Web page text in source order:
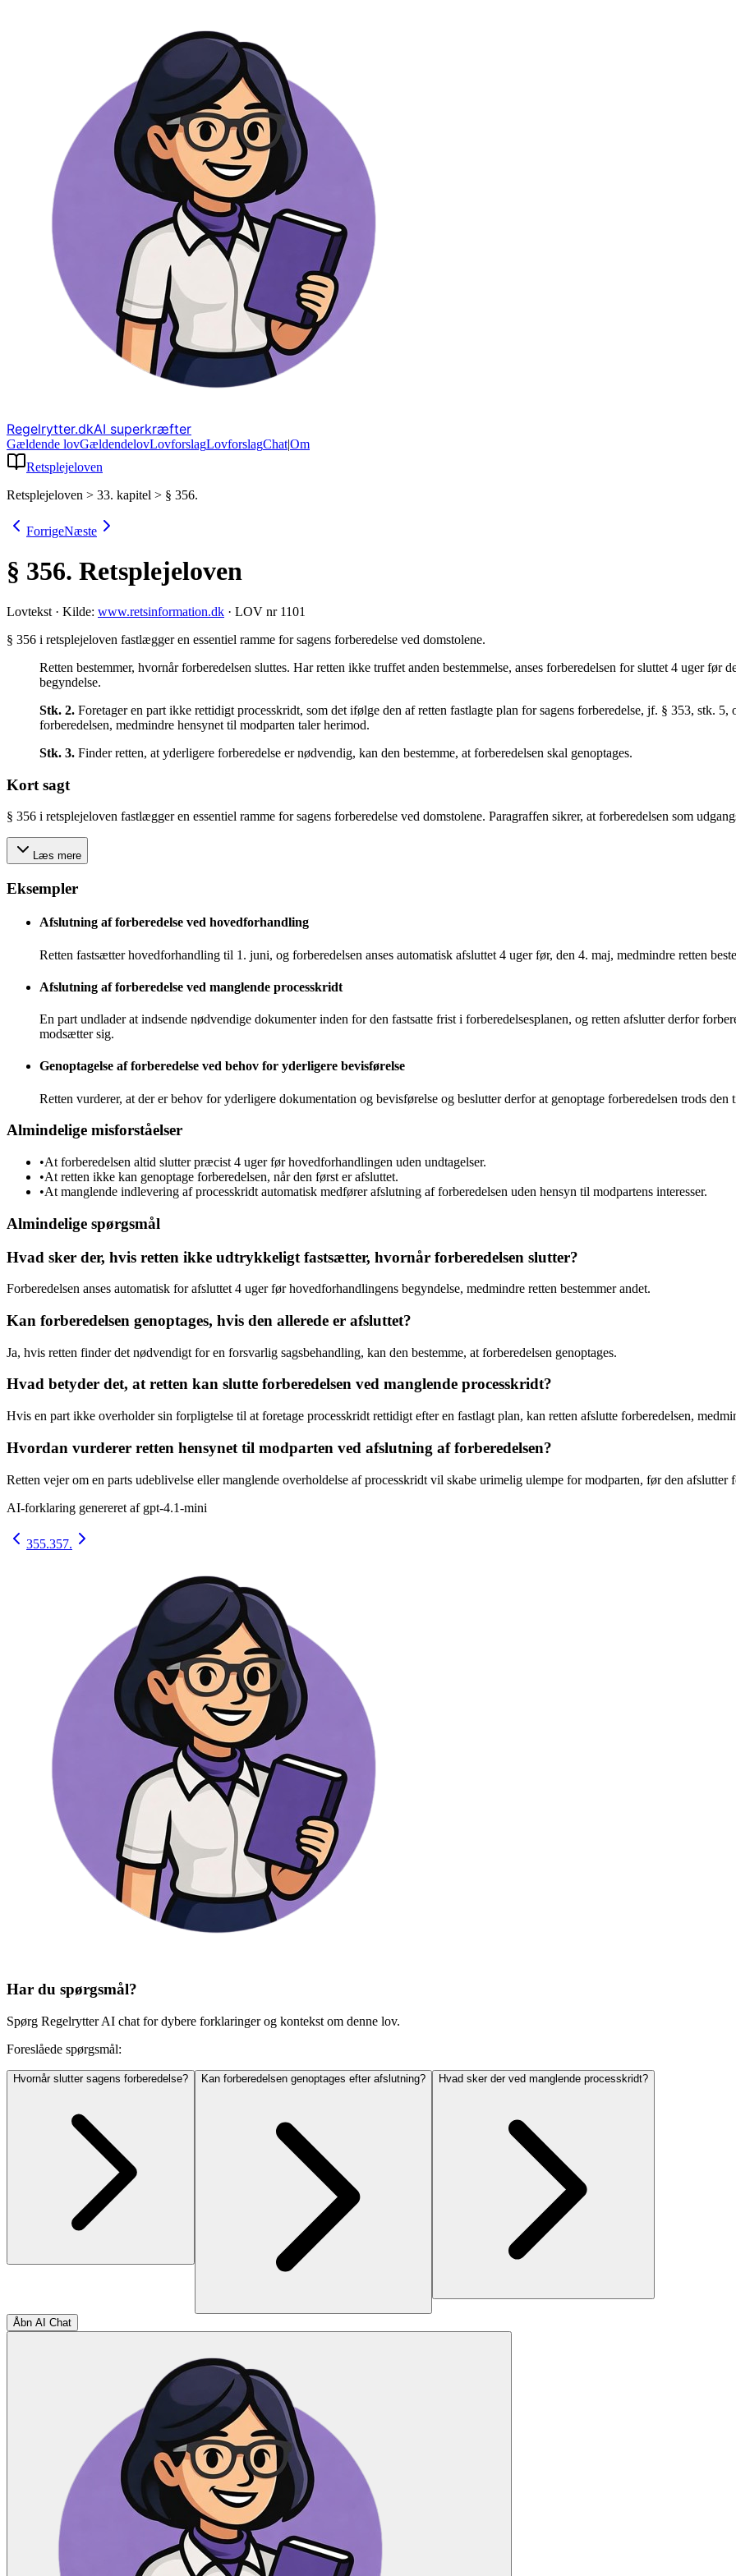
Regelrytter.dkAI superkræfter
Gældende lovGældendelovLovforslagLovforslagChat|Om
Retsplejeloven
Retsplejeloven > 33. kapitel > § 356.
ForrigeNæste
§ 356. Retsplejeloven
Lovtekst · Kilde: www.retsinformation.dk · LOV nr 1101
§ 356 i retsplejeloven fastlægger en essentiel ramme for sagens forberedelse ved domstolene.
Retten bestemmer, hvornår forberedelsen sluttes. Har retten ikke truffet anden bestemmelse, anses forberedelsen for sluttet 4 uger før
begyndelse.
Stk. 2. Foretager en part ikke rettidigt processkridt, som det ifølge den af retten fastlagte plan for sagens forberedelse, jf. § 353, stk.
forberedelsen, medmindre hensynet til modparten taler herimod.
Stk. 3. Finder retten, at yderligere forberedelse er nødvendig, kan den bestemme, at forberedelsen skal genoptages.
Kort sagt
§ 356 i retsplejeloven fastlægger en essentiel ramme for sagens forberedelse ved domstolene. Paragraffen sikrer, at forberedelsen som
Læs mere
Eksempler
Afslutning af forberedelse ved hovedforhandling
Retten fastsætter hovedforhandling til 1. juni, og forberedelsen anses automatisk afsluttet 4 uger før, den 4. maj, medmindre retten
Afslutning af forberedelse ved manglende processkridt
En part undlader at indsende nødvendige dokumenter inden for den fastsatte frist i forberedelsesplanen, og retten afslutter derfor
modsætter sig.
Genoptagelse af forberedelse ved behov for yderligere bevisførelse
Retten vurderer, at der er behov for yderligere dokumentation og bevisførelse og beslutter derfor at genoptage forberedelsen trods den
Almindelige misforståelser
•At forberedelsen altid slutter præcist 4 uger før hovedforhandlingen uden undtagelser.
•At retten ikke kan genoptage forberedelsen, når den først er afsluttet.
•At manglende indlevering af processkridt automatisk medfører afslutning af forberedelsen uden hensyn til modpartens interesser.
Almindelige spørgsmål
Hvad sker der, hvis retten ikke udtrykkeligt fastsætter, hvornår forberedelsen slutter?
Forberedelsen anses automatisk for afsluttet 4 uger før hovedforhandlingens begyndelse, medmindre retten bestemmer andet.
Kan forberedelsen genoptages, hvis den allerede er afsluttet?
Ja, hvis retten finder det nødvendigt for en forsvarlig sagsbehandling, kan den bestemme, at forberedelsen genoptages.
Hvad betyder det, at retten kan slutte forberedelsen ved manglende processkridt?
Hvis en part ikke overholder sin forpligtelse til at foretage processkridt rettidigt efter en fastlagt plan, kan retten afslutte forberedelsen,
Hvordan vurderer retten hensynet til modparten ved afslutning af forberedelsen?
Retten vejer om en parts udeblivelse eller manglende overholdelse af processkridt vil skabe urimelig ulempe for modparten, før den afslutter
AI-forklaring genereret af gpt-4.1-mini
355.357.
Har du spørgsmål?
Spørg Regelrytter AI chat for dybere forklaringer og kontekst om denne lov.
Foreslåede spørgsmål:
Hvornår slutter sagens forberedelse? Kan forberedelsen genoptages efter afslutning? Hvad sker der ved manglende processkridt?
Åbn AI Chat